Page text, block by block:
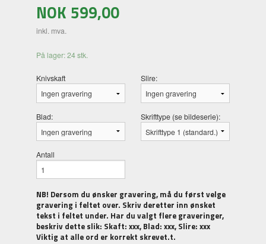
NOK 599,00
inkl. mva.
På lager: 24 stk.
Knivskaft Slire:
Blad: Skrifttype (se bildeserie):
Antall
NB! Dersom du ønsker gravering, må du først velge
gravering i feltet over. Skriv deretter inn ønsket
tekst i feltet under. Har du valgt flere graveringer,
beskriv dette slik: Skaft: xxx, Blad: xxx, Slire: xxx
Viktig at alle ord er korrekt skrevet.t.